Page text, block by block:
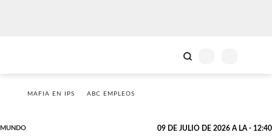
MAFIA EN IPS ABC EMPLEOS
MUNDO 09 DE JULIO DE 2026 A LA - 12:40